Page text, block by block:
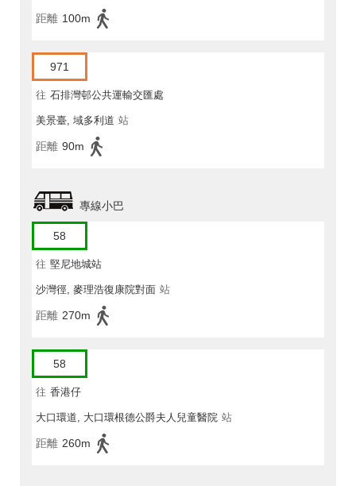
距離 100m
971
往 石排灣邨公共運輸交匯處
美景臺, 域多利道 站
距離 90m
專線小巴
58
往 堅尼地城站
沙灣徑, 麥理浩復康院對面 站
距離 270m
58
往 香港仔
大口環道, 大口環根德公爵夫人兒童醫院 站
距離 260m